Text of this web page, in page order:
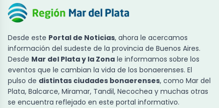
Desde este Portal de Noticias, ahora le acercamos
información del sudeste de la provincia de Buenos Aires.
Desde Mar del Plata y la Zona le informamos sobre los
eventos que le cambian la vida de los bonaerenses. El
pulso de distintas ciudades bonaerenses, como Mar del
Plata, Balcarce, Miramar, Tandil, Necochea y muchas otras
se encuentra reflejado en este portal informativo.